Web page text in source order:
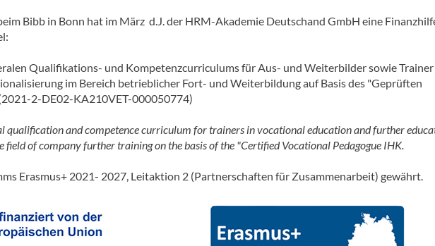
Bibb in Bonn hat im März d.J. der HRM-Akademie Deutschand GmbH eine
Qualifikations- und Kompetenzcurriculums für Aus- und Weiterbilder sowie
im Bereich betrieblicher Fort- und Weiterbildung auf Basis des "Geprüften
2-DE02-KA210VET-000050774)
qualification and competence curriculum for trainers in vocational education and further
field of company further training on the basis of the "Certified Vocational Pedagogue IHK.
Erasmus+ 2021- 2027, Leitaktion 2 (Partnerschaften für Zusammenarbeit) gewährt.